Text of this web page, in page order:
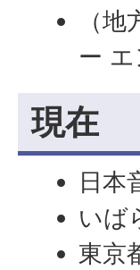
（
ー
現在
日本
いば
東京